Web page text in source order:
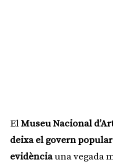
ElMuseu Nacional
deixa el govern popular
evidènciauna vegada